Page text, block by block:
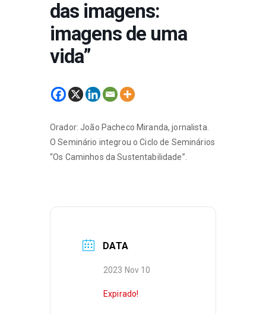
das imagens:
imagens de uma
vida”
Orador: João Pacheco Miranda, jornalista.
O Seminário integrou o Ciclo de Seminários
“Os Caminhos da Sustentabilidade”.
DATA
2023 Nov 10
Expirado!